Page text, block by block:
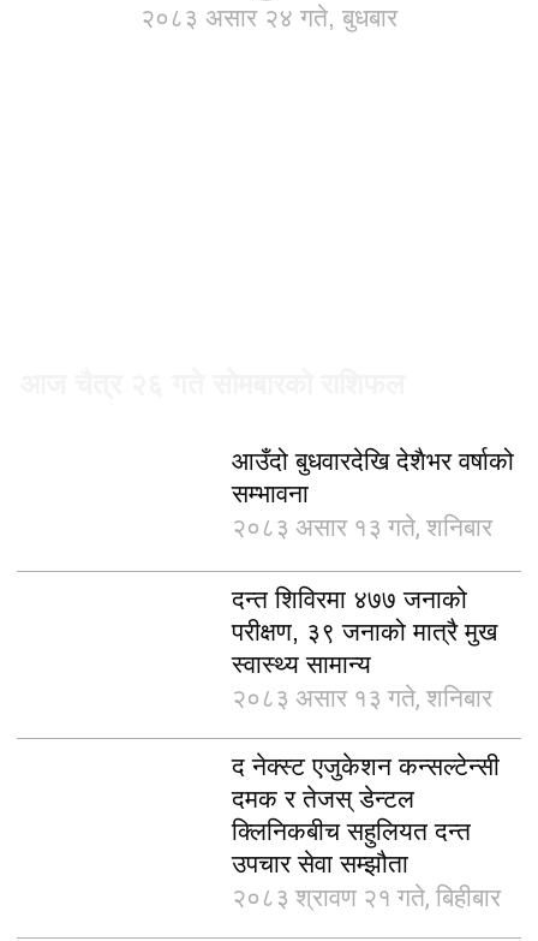
२०८३ असार २४ गते, बुधबार
आउँदो बुधवारदेखि देशैभर वर्षाको
सम्भावना
२०८३ असार १३ गते, शनिबार
दन्त शिविरमा ४७७ जनाको
परीक्षण, ३९ जनाको मात्रै मुख
स्वास्थ्य सामान्य
२०८३ असार १३ गते, शनिबार
द नेक्स्ट एजुकेशन कन्सल्टेन्सी
दमक र तेजस् डेन्टल
क्लिनिकबीच सहुलियत दन्त
उपचार सेवा सम्झौता
२०८३ श्रावण २१ गते, बिहीबार